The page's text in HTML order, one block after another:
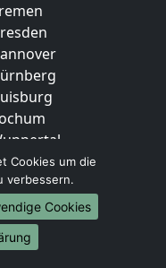
Cookies um die
verbessern.
Cookies